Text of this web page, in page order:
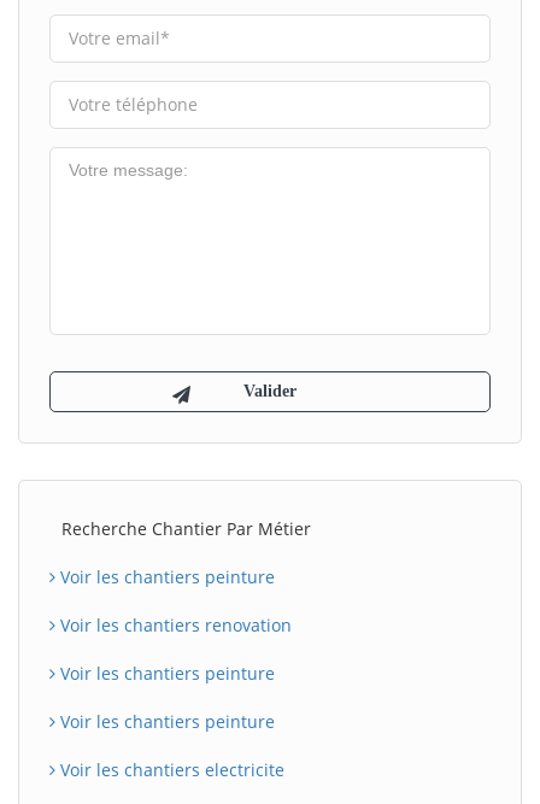
Recherche Chantier Par Métier
Voir les chantiers peinture
Voir les chantiers renovation
Voir les chantiers peinture
Voir les chantiers peinture
Voir les chantiers electricite